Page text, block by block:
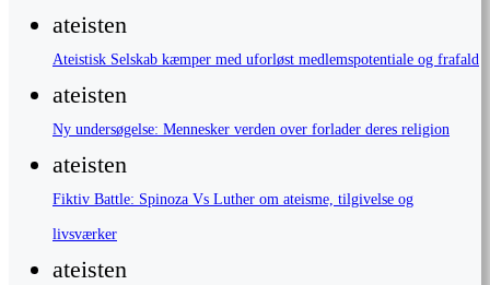
ateisten
Ateistisk Selskab kæmper med uforløst medlemspotentiale og frafald
ateisten
Ny undersøgelse: Mennesker verden over forlader deres religion
ateisten
Fiktiv Battle: Spinoza Vs Luther om ateisme, tilgivelse og
livsværker
ateisten